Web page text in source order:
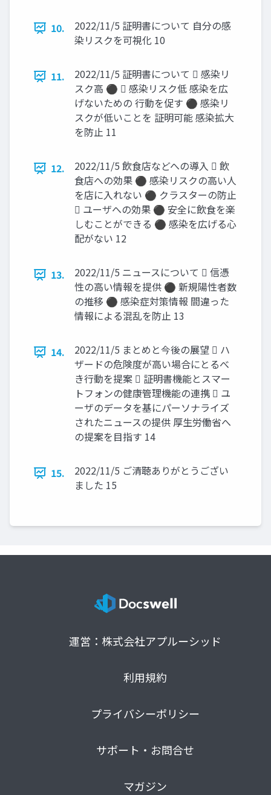
10.
2022/11/5 証明書について 自分の感
染リスクを可視化 10
11.
2022/11/5 証明書について  感染リ
スク高 ⚫  感染リスク低 感染を広
げないための 行動を促す ⚫ 感染リ
スクが低いことを 証明可能 感染拡大
を防止 11
12.
2022/11/5 飲食店などへの導入  飲
食店への効果 ⚫ 感染リスクの高い人
を店に入れない ⚫ クラスターの防止
 ユーザへの効果 ⚫ 安全に飲食を楽
しむことができる ⚫ 感染を広げる心
配がない 12
13.
2022/11/5 ニュースについて  信憑
性の高い情報を提供 ⚫ 新規陽性者数
の推移 ⚫ 感染症対策情報 間違った
情報による混乱を防止 13
14.
2022/11/5 まとめと今後の展望  ハ
ザードの危険度が高い場合にとるべ
き行動を提案  証明書機能とスマー
トフォンの健康管理機能の連携  ユ
ーザのデータを基にパーソナライズ
されたニュースの提供 厚生労働省へ
の提案を目指す 14
15.
2022/11/5 ご清聴ありがとうござい
ました 15
運営：株式会社アプルーシッド
利用規約
プライバシーポリシー
サポート・お問合せ
マガジン